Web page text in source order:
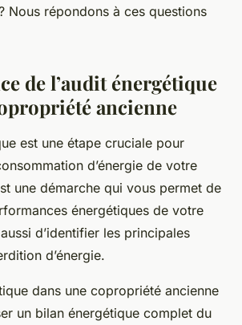
Nous répondons à ces questions
de l’audit énergétique
ancienne
est une étape cruciale pour
d’énergie de votre
une démarche qui vous permet de
énergétiques de votre
d’identifier les principales
d’énergie.
dans une copropriété ancienne
un bilan énergétique complet du